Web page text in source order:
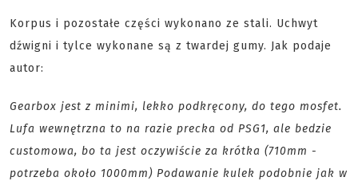
Korpus i pozostałe części wykonano ze stali. Uchwyt
dźwigni i tylce wykonane są z twardej gumy. Jak podaje
autor:
Gearbox jest z minimi, lekko podkręcony, do tego mosfet.
Lufa wewnętrzna to na razie precka od PSG1, ale bedzie
customowa, bo ta jest oczywiście za krótka (710mm -
potrzeba około 1000mm) Podawanie kulek podobnie jak w